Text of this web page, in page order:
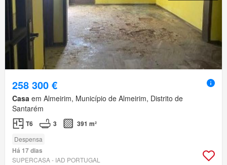
258 300 €
Casa em Almeirim, Município de Almeirim, Distrito de
Santarém
T6 3 391 m²
Despensa
Há 17 dias
SUPERCASA - IAD PORTUGAL